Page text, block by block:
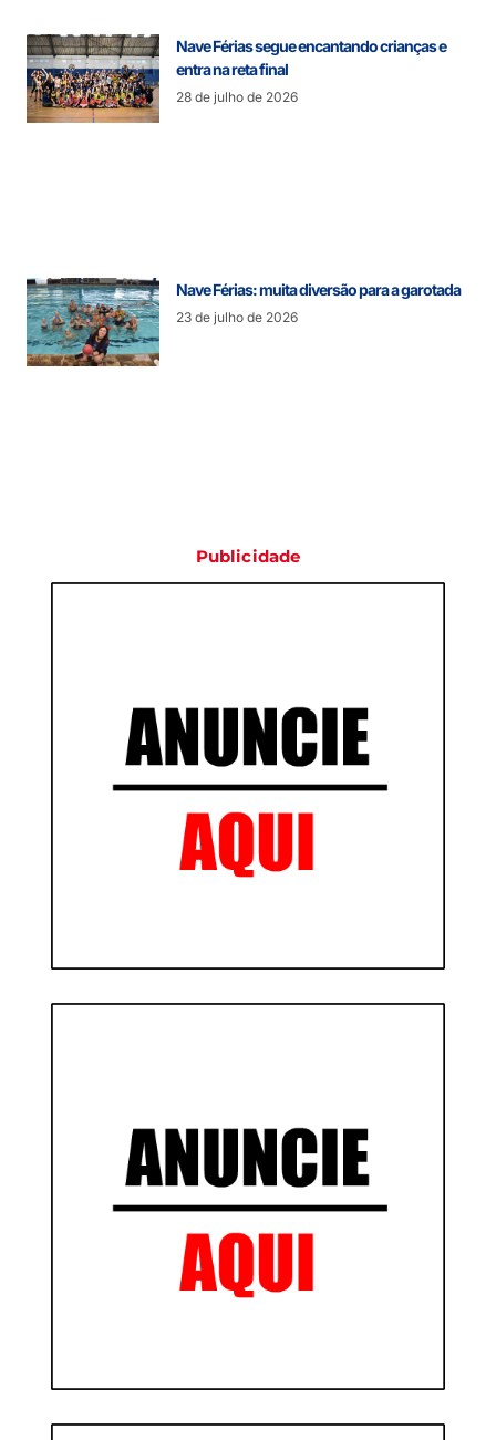
Nave Férias segue encantando crianças e
entra na reta final
28 de julho de 2026
Nave Férias: muita diversão para a garotada
23 de julho de 2026
Publicidade